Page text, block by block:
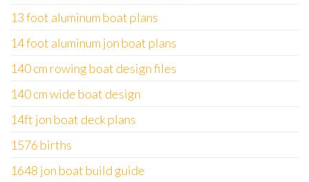
13 foot aluminum boat plans
14 foot aluminum jon boat plans
140 cm rowing boat design files
140 cm wide boat design
14ft jon boat deck plans
1576 births
1648 jon boat build guide